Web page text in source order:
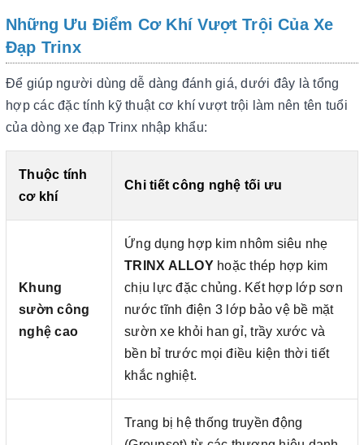
Những Ưu Điểm Cơ Khí Vượt Trội Của Xe
Đạp Trinx
Để giúp người dùng dễ dàng đánh giá, dưới đây là tổng
hợp các đặc tính kỹ thuật cơ khí vượt trội làm nên tên tuổi
của dòng xe đạp Trinx nhập khẩu:
Thuộc tính
cơ khí
Chi tiết công nghệ tối ưu
Khung
sườn công
nghệ cao
Ứng dụng hợp kim nhôm siêu nhẹ
TRINX ALLOYhoặc thép hợp kim
chịu lực đặc chủng. Kết hợp lớp sơn
nước tĩnh điện 3 lớp bảo vệ bề mặt
sườn xe khỏi han gỉ, trầy xước và
bền bỉ trước mọi điều kiện thời tiết
khắc nghiệt.
Trang bị hệ thống truyền động